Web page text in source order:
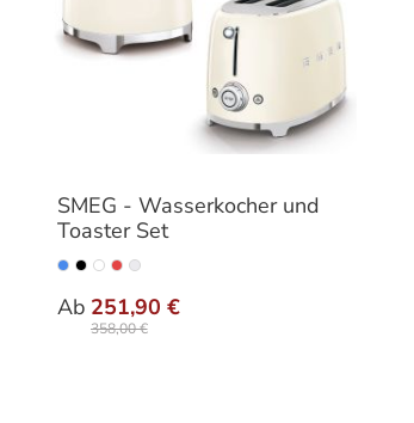
SMEG - Wasserkocher und
Toaster Set
Ab 251,90 €
358,00 €